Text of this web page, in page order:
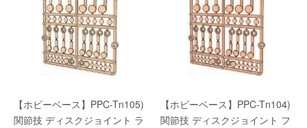
【ホビーベース】PPC-Tn105)
関節技 ディスクジョイント ラ
【ホビーベース】PPC-Tn104)
関節技 ディスクジョイント フ